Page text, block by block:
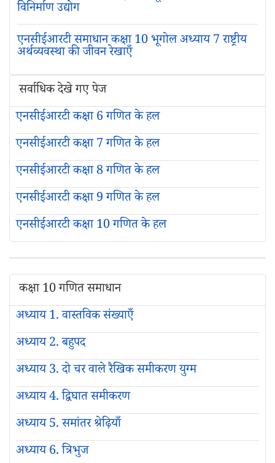
विनिर्माण उद्योग
एनसीईआरटी समाधान कक्षा 10 भूगोल अध्याय 7 राष्ट्रीय
अर्थव्यवस्था की जीवन रेखाएँ
सर्वाधिक देखे गए पेज
एनसीईआरटी कक्षा 6 गणित के हल
एनसीईआरटी कक्षा 7 गणित के हल
एनसीईआरटी कक्षा 8 गणित के हल
एनसीईआरटी कक्षा 9 गणित के हल
एनसीईआरटी कक्षा 10 गणित के हल
कक्षा 10 गणित समाधान
अध्याय 1. वास्तविक संख्याएँ
अध्याय 2. बहुपद
अध्याय 3. दो चर वाले रैखिक समीकरण युग्म
अध्याय 4. द्विघात समीकरण
अध्याय 5. समांतर श्रेढ़ियाँ
अध्याय 6. त्रिभुज